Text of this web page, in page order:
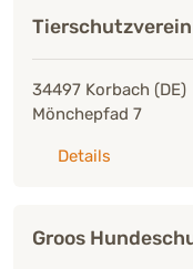
Tierschutzverein
34497 Korbach (DE)
Mönchepfad 7
Detailszu:
Groos